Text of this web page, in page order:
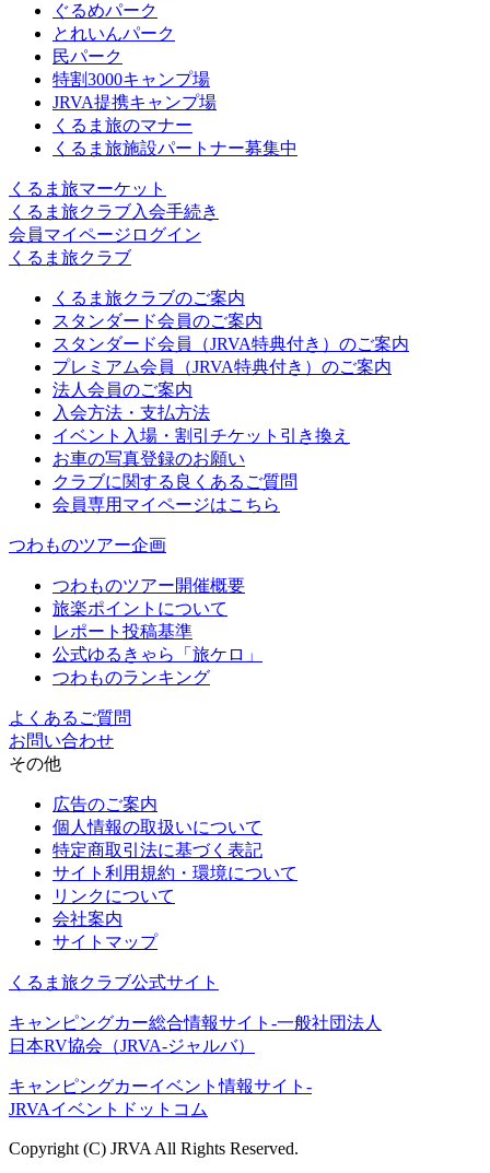
ぐるめパーク
とれいんパーク
民パーク
特割3000キャンプ場
JRVA提携キャンプ場
くるま旅のマナー
くるま旅施設パートナー募集中
くるま旅マーケット
くるま旅クラブ入会手続き
会員マイページログイン
くるま旅クラブ
くるま旅クラブのご案内
スタンダード会員のご案内
スタンダード会員（JRVA特典付き）のご案内
プレミアム会員（JRVA特典付き）のご案内
法人会員のご案内
入会方法・支払方法
イベント入場・割引チケット引き換え
お車の写真登録のお願い
クラブに関する良くあるご質問
会員専用マイページはこちら
つわものツアー企画
つわものツアー開催概要
旅楽ポイントについて
レポート投稿基準
公式ゆるきゃら「旅ケロ」
つわものランキング
よくあるご質問
お問い合わせ
その他
広告のご案内
個人情報の取扱いについて
特定商取引法に基づく表記
サイト利用規約・環境について
リンクについて
会社案内
サイトマップ
くるま旅クラブ公式サイト
キャンピングカー総合情報サイト-一般社団法人
日本RV協会（JRVA-ジャルバ）
キャンピングカーイベント情報サイト-
JRVAイベントドットコム
Copyright (C) JRVA All Rights Reserved.